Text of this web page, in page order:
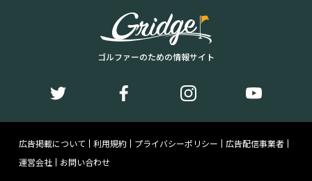
ゴルファーのための情報サイト
広告掲載について 利用規約 プライバシーポリシー
広告配信事業者
運営会社
お問い合わせ